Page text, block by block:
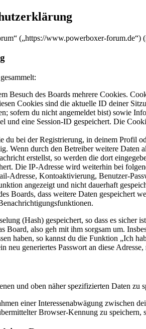
(„https://www.powerboxer-forum.de“)
Besuch des Boards mehrere Cookies.
Cookies sind die aktuelle ID deiner
sofern du nicht angemeldet bist) sowie
und eine Session-ID gespeichert. Die
du bei der Registrierung, in deinem Profil
Wenn durch den Betreiber weitere
erstellst, so werden die dort
Die IP-Adresse wird weiterhin bei
Adresse, Kontoaktivierung, Benutzer-
angezeigt und nicht dauerhaft
Boards, dass weitere Daten gespeichert
(Hash) gespeichert, so dass es
Board, also geh mit ihm sorgsam um.
haben, so kannst du die Funktion „Ich
neu generiertes Passwort an diese
und oben näher spezifizierten Daten zu
einer Interessenabwägung zwischen
Browser-Kennung zu